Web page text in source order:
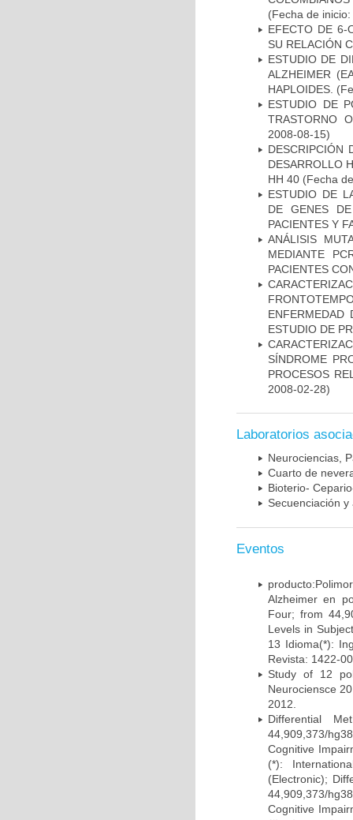
(Fecha de
EFECTO DE 6-
SU RELACIÓN
ESTUDIO DE
ALZHEIMER
HAPLOIDES.
ESTUDIO DE
TRASTORNO
2008-08-15)
DESCRIPCIÓN
DESARROLLO
HH 40 (Fecha
ESTUDIO DE
DE GENES
PACIENTES Y
ANÁLISIS
MEDIANTE
PACIENTES
ENFERMEDAD
ESTUDIO DE
SÍNDROME
PROCESOS
2008-02-28)
Laboratorios
Neurociencias,
Cuarto de
Bioterio-
Secuenciación
Eventos
Alzheimer en
Four; from
Levels in
13 Idioma(*):
Revista: 1422-
Study of 12
Neurociensce
2012.
Differential
44,909,373/
Cognitive
(*):
(Electronic);
44,909,373/
Cognitive